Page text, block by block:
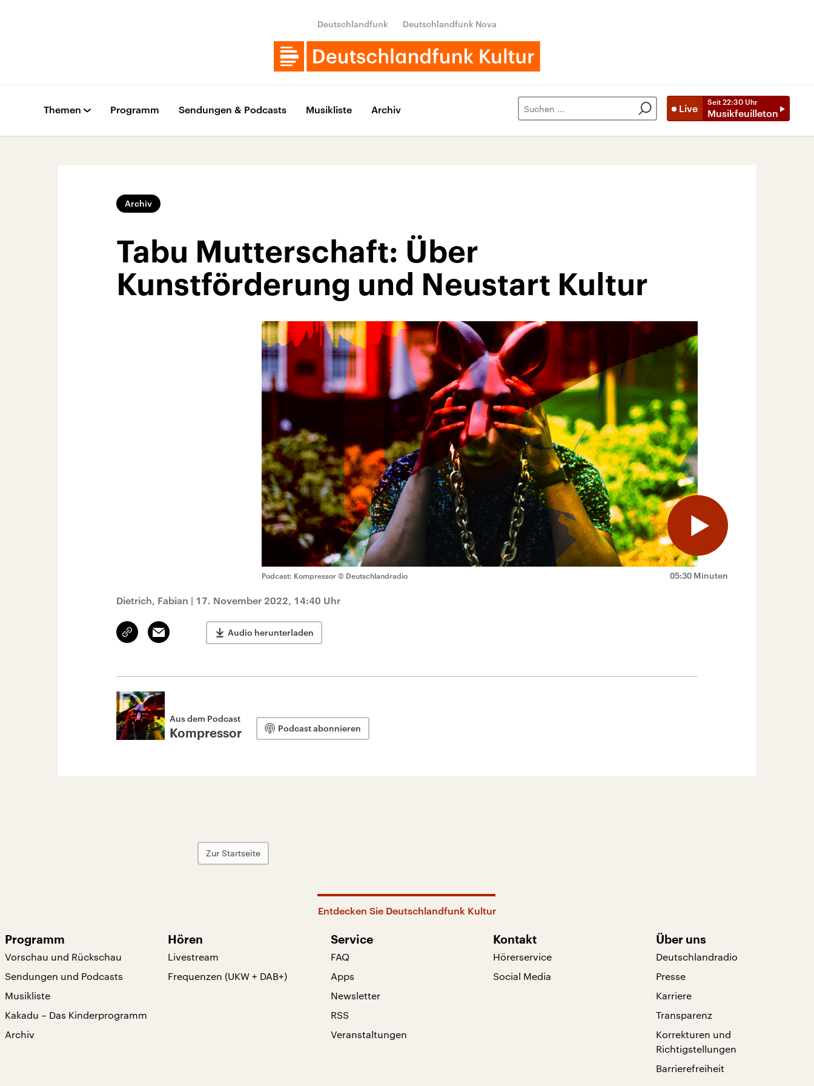
Deutschlandfunk Deutschlandfunk Nova
Live
Seit 22:30 Uhr
Musikfeuilleton
Themen Programm Sendungen & Podcasts Musikliste Archiv
Archiv
Tabu Mutterschaft: Über
Kunstförderung und Neustart Kultur
05:30 Minuten
Podcast: Kompressor © Deutschlandradio
Dietrich, Fabian | 17. November 2022, 14:40 Uhr
Link
kopieren/teilen
Email Audio herunterladen
Aus dem Podcast
Kompressor Podcast abonnieren
Zur Startseite
Entdecken Sie Deutschlandfunk Kultur
Programm
Vorschau und Rückschau
Sendungen und Podcasts
Musikliste
Kakadu – Das Kinderprogramm
Archiv
Hören
Livestream
Frequenzen (UKW + DAB+)
Service
FAQ
Apps
Newsletter
RSS
Veranstaltungen
Kontakt
Hörerservice
Social Media
Über uns
Deutschlandradio
Presse
Karriere
Transparenz
Korrekturen und
Richtigstellungen
Barrierefreiheit